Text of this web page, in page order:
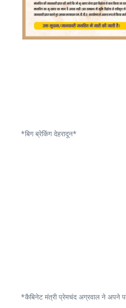
*बिग ब्रेकिंग देहरादून*
*कैबिनेट मंत्री प्रेमचंद अग्रवाल ने अपने